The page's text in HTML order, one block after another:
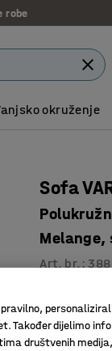
okruženje
Sofa
Art. br. :
Rješenje
Izdržljiv
Noge
Također dijelimo
društvenih medija,